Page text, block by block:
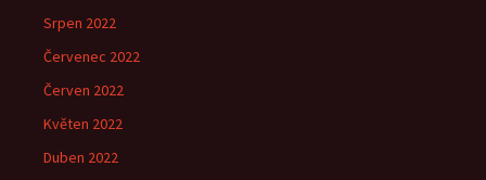
Srpen 2022
Červenec 2022
Červen 2022
Květen 2022
Duben 2022